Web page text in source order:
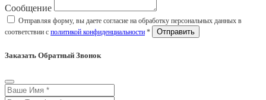
Сообщение
Отправляя форму, вы даете согласие на обработку персональных данных в
соответствии с политикой конфиденциальности *
Заказать Обратный Звонок